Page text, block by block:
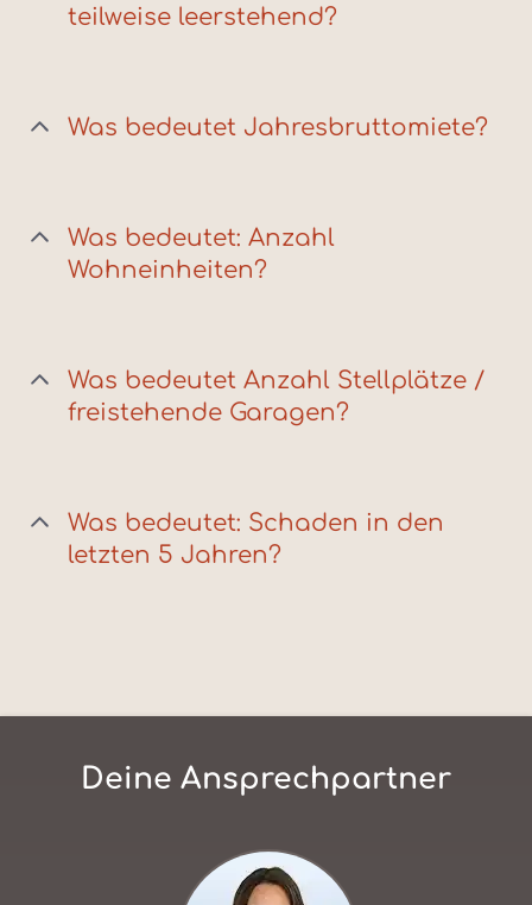
teilweise leerstehend?
Was bedeutet Jahresbruttomiete?
Was bedeutet: Anzahl
Wohneinheiten?
Was bedeutet Anzahl Stellplätze /
freistehende Garagen?
Was bedeutet: Schaden in den
letzten 5 Jahren?
Deine Ansprechpartner